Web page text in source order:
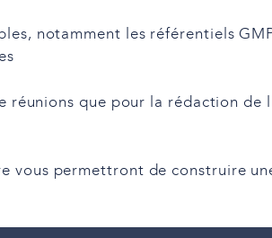
notamment les référentiels
réunions que pour la rédaction de
vous permettront de construire